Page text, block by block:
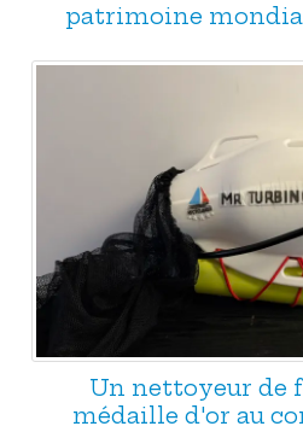
patrimoine
Un nettoyeur de
médaille d'or au